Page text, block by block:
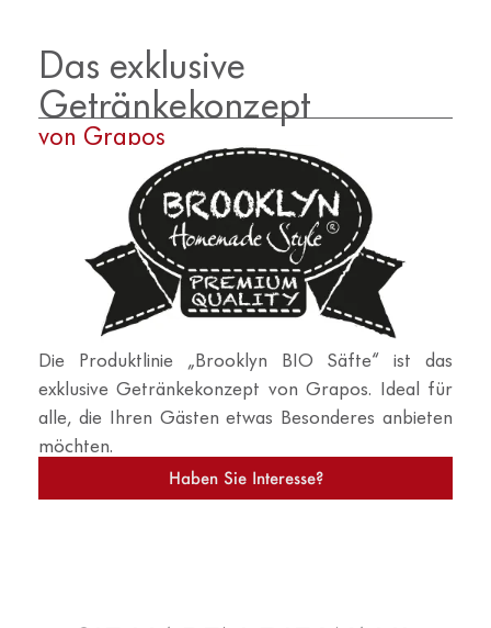
Das exklusive
Getränkekonzept
von Grapos
Die Produktlinie „Brooklyn BIO Säfte“ ist das
exklusive Getränkekonzept von Grapos. Ideal für
alle, die Ihren Gästen etwas Besonderes anbieten
möchten.
Haben Sie Interesse?